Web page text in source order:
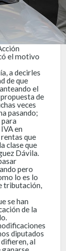
el motivo
a decirles
de que
el
de
veces
pasando;
en
que
clase que
Dávila.
pero
lo es lo
tributación,
se han
de la
diputados
al